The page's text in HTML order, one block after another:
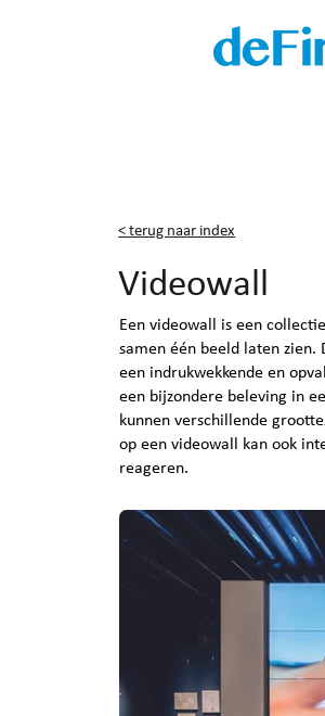
< terug naar index
Videowall
Een videowall is een
samen één beeld laten
een indrukwekkende en
een bijzondere beleving in
kunnen verschillende
op een videowall kan ook
reageren.